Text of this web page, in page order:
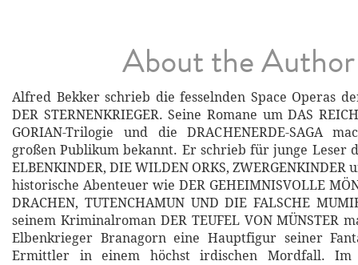
About the Author
Alfred Bekker schrieb die fesselnden Space Operas
DER STERNENKRIEGER. Seine Romane um DAS
GORIAN-Trilogie und die DRACHENERDE-SAGA
großen Publikum bekannt. Er schrieb für junge Leser
ELBENKINDER, DIE WILDEN ORKS, ZWERGENKINDER
historische Abenteuer wie DER GEHEIMNISVOLLE
DRACHEN, TUTENCHAMUN UND DIE FALSCHE
seinem Kriminalroman DER TEUFEL VON MÜNSTER
Elbenkrieger Branagorn eine Hauptfigur seiner
Ermittler in einem höchst irdischen Mordfall. Im